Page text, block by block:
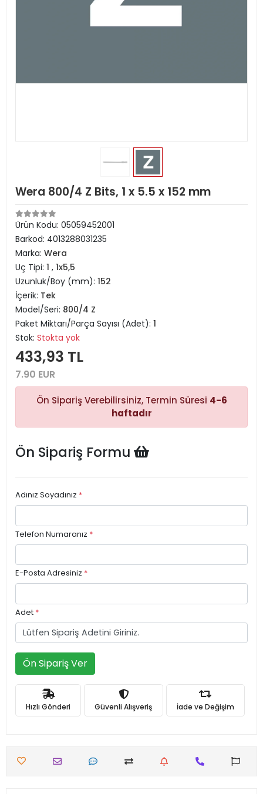
Wera 800/4 Z Bits, 1 x 5.5 x 152 mm
Ürün Kodu: 05059452001
Barkod: 4013288031235
Marka: Wera
Uç Tipi: 1 , 1x5,5
Uzunluk/Boy (mm): 152
İçerik: Tek
Model/Seri: 800/4 Z
Paket Miktarı/Parça Sayısı (Adet): 1
Stok: Stokta yok
433,93 TL
7.90 EUR
Ön Sipariş Verebilirsiniz, Termin Süresi 4-6
haftadır
Ön Sipariş Formu
Adınız Soyadınız *
Telefon Numaranız *
E-Posta Adresiniz *
Adet *
Ön Sipariş Ver
Hızlı Gönderi Güvenli Alışveriş İade ve Değişim